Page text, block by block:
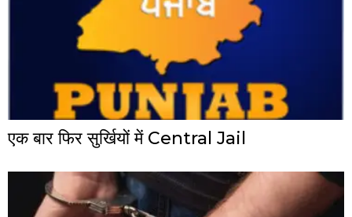
एक बार फिर सुर्खियों में Central Jail